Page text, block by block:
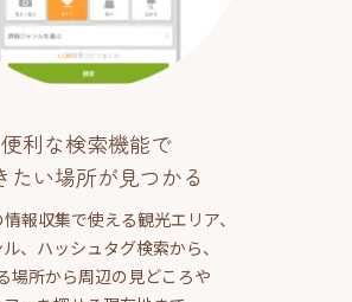
便利な検索機能で
たい場所が見つかる
報収集で使える観光エリア、
、ハッシュタグ検索から、
場所から周辺の見どころや